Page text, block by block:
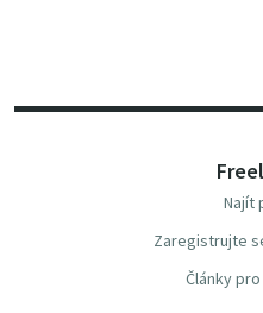
Najít
Zaregistrujte
Články